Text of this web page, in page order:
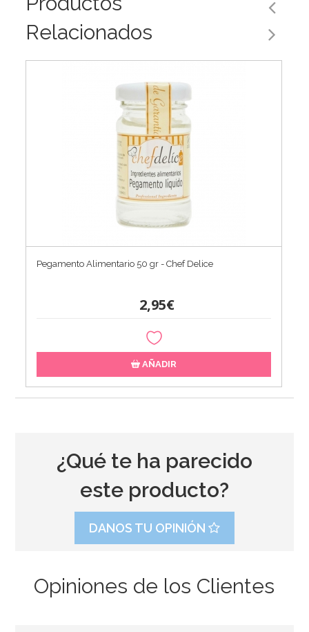
Relacionados
Pegamento Alimentario 50 gr - Chef Delice
2,95€
AÑADIR
¿Qué te ha parecido
este producto?
DANOS TU OPINIÓN
Opiniones de los Clientes